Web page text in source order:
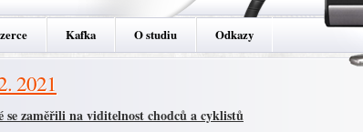
Kafka O studiu Odkazy
2021
se zaměřili na viditelnost chodců a cyklistů